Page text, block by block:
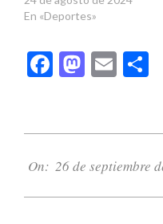
En «Deportes»
Facebook
Email
09-
On: 26 de septiembre